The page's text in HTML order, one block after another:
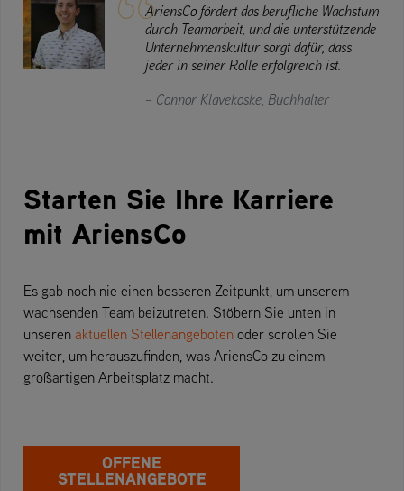
AriensCo fördert das berufliche Wachstum
durch Teamarbeit, und die unterstützende
Unternehmenskultur sorgt dafür, dass
jeder in seiner Rolle erfolgreich ist.
– Connor Klavekoske, Buchhalter
Starten Sie Ihre Karriere
mit AriensCo
Es gab noch nie einen besseren Zeitpunkt, um unserem
wachsenden Team beizutreten. Stöbern Sie unten in
unseren aktuellen Stellenangeboten oder scrollen Sie
weiter, um herauszufinden, was AriensCo zu einem
großartigen Arbeitsplatz macht.
OFFENE
STELLENANGEBOTE